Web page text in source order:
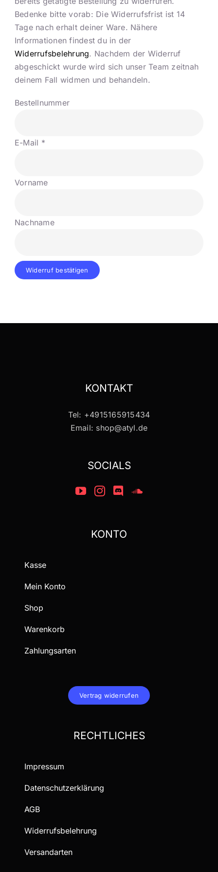
Bedenke bitte vorab: Die Widerrufsfrist ist 14
Tage nach erhalt deiner Ware. Nähere
Informationen findest du in der
Widerrufsbelehrung. Nachdem der Widerruf
abgeschickt wurde wird sich unser Team zeitnah
deinem Fall widmen und behandeln.
Bestellnummer
E-Mail *
E-
Vorname
Nachname
Widerruf bestätigen
KONTAKT
Tel: +4915165915434
Email: shop@atyl.de
SOCIALS
KONTO
Kasse
Mein Konto
Shop
Warenkorb
Zahlungsarten
Vertrag widerrufen
RECHTLICHES
Impressum
Datenschutzerklärung
AGB
Widerrufsbelehrung
Versandarten